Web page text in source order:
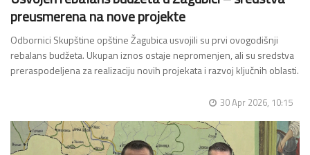
preusmerena na nove projekte
Odbornici Skupštine opštine Žagubica usvojili su prvi ovogodišnji
rebalans budžeta. Ukupan iznos ostaje nepromenjen, ali su sredstva
preraspodeljena za realizaciju novih projekata i razvoj ključnih oblasti.
30 Apr 2026, 10:15